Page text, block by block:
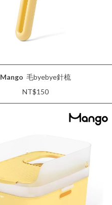
Mango 毛byebye針梳
NT$150